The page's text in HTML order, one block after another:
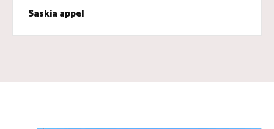
Saskia appel